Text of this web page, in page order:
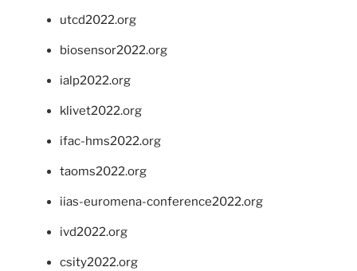
utcd2022.org
biosensor2022.org
ialp2022.org
klivet2022.org
ifac-hms2022.org
taoms2022.org
iias-euromena-conference2022.org
ivd2022.org
csity2022.org